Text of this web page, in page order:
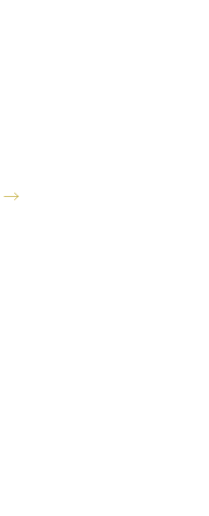
→